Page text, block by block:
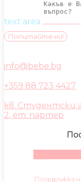
text area
Попитайте ни!
info@bebe.bg
+359 88 723 4427
кв. Студентски
2, ет. партер
Поддръжка